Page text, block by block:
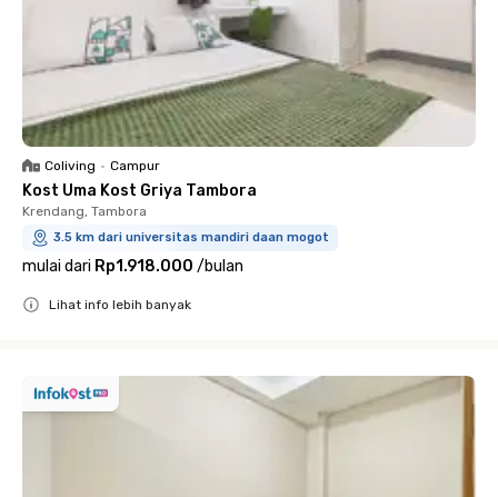
Coliving • Campur
Kost Uma Kost Griya Tambora
Krendang, Tambora
3.5 km dari universitas mandiri daan mogot
mulai dari Rp1.918.000 /bulan
Lihat info lebih banyak